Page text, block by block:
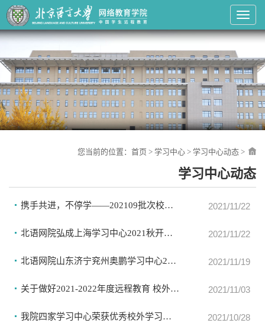
Toggle
您当前的位置： 首页 > 学习中心 > 学习中心动态 >
学习中心动态
携手共进，不停学——202109批次校总部学习中心开学典礼 2021/11/22
北语网院弘成上海学习中心2021秋开学典礼 2021/11/22
北语网院山东济宁兖州奥鹏学习中心202109批次新生开学典礼 2021/11/19
关于做好2021-2022年度远程教育 校外学习中心年检工作的通知 2021/11/03
我院四家学习中心荣获优秀校外学习中心称号 2021/10/28